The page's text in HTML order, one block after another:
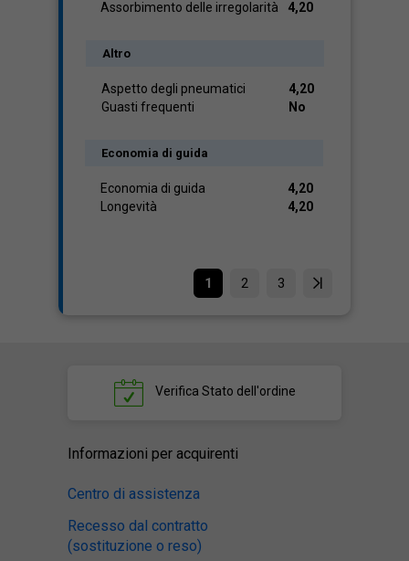
Assorbimento delle irregolarità
4,20
Altro
Aspetto degli pneumatici
4,20
Guasti frequenti
No
Economia di guida
Economia di guida
4,20
Longevità
4,20
1 2 3
Verifica Stato dell'ordine
Informazioni per acquirenti
Centro di assistenza
Recesso dal contratto
(sostituzione o reso)